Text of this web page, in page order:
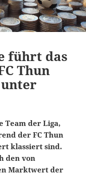
führt das
Thun
unter
Team der Liga,
der FC Thun
klassiert sind.
den von
Marktwert der